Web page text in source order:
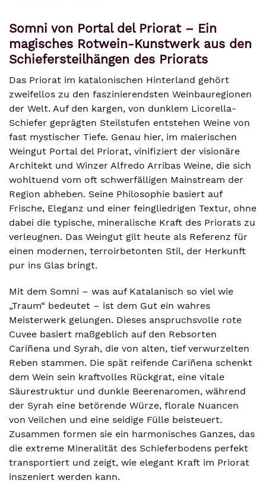
Somni von Portal del Priorat – Ein
magisches Rotwein-Kunstwerk aus den
Schiefersteilhängen des Priorats
Das Priorat im katalonischen Hinterland gehört
zweifellos zu den faszinierendsten Weinbauregionen
der Welt. Auf den kargen, von dunklem Licorella-
Schiefer geprägten Steilstufen entstehen Weine von
fast mystischer Tiefe. Genau hier, im malerischen
Weingut Portal del Priorat, vinifiziert der visionäre
Architekt und Winzer Alfredo Arribas Weine, die sich
wohltuend vom oft schwerfälligen Mainstream der
Region abheben. Seine Philosophie basiert auf
Frische, Eleganz und einer feingliedrigen Textur, ohne
dabei die typische, mineralische Kraft des Priorats zu
verleugnen. Das Weingut gilt heute als Referenz für
einen modernen, terroirbetonten Stil, der Herkunft
pur ins Glas bringt.
Mit dem Somni – was auf Katalanisch so viel wie
„Traum“ bedeutet – ist dem Gut ein wahres
Meisterwerk gelungen. Dieses anspruchsvolle rote
Cuvee basiert maßgeblich auf den Rebsorten
Cariñena und Syrah, die von alten, tief verwurzelten
Reben stammen. Die spät reifende Cariñena schenkt
dem Wein sein kraftvolles Rückgrat, eine vitale
Säurestruktur und dunkle Beerenaromen, während
der Syrah eine betörende Würze, florale Nuancen
von Veilchen und eine seidige Fülle beisteuert.
Zusammen formen sie ein harmonisches Ganzes, das
die extreme Mineralität des Schieferbodens perfekt
transportiert und zeigt, wie elegant Kraft im Priorat
inszeniert werden kann.